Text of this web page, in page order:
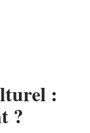
:
?